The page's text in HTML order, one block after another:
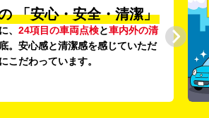
「安心・安全・清潔」
、 24項目の車両点検と車内外の清
。安心感と清潔感を感じていただ
こだわっています。